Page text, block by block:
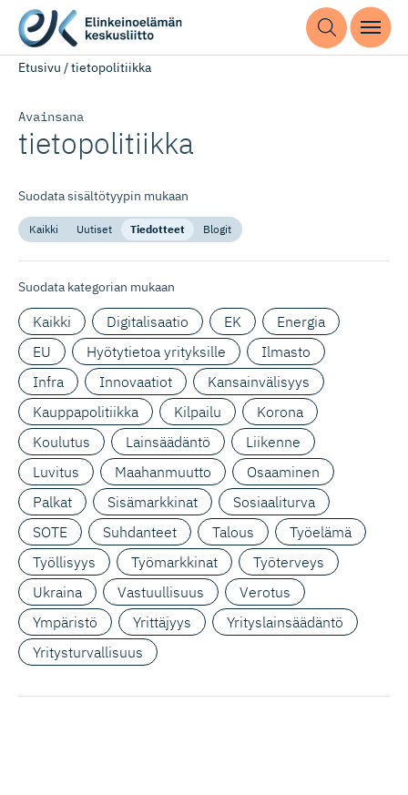
Etusivu /tietopolitiikka
Avainsana
tietopolitiikka
Suodata sisältötyypin mukaan
Kaikki Uutiset Tiedotteet Blogit
Suodata kategorian mukaan
Kaikki Digitalisaatio EK
Energia
EU
Hyötytietoa yrityksille
Ilmasto
Infra
Innovaatiot
Kansainvälisyys
Kauppapolitiikka
Kilpailu
Korona
Koulutus
Lainsäädäntö
Liikenne
Luvitus
Maahanmuutto
Osaaminen
Palkat
Sisämarkkinat
Sosiaaliturva
SOTE
Suhdanteet Talous
Työelämä
Työllisyys
Työmarkkinat
Työterveys
Ukraina
Vastuullisuus
Verotus
Ympäristö
Yrittäjyys
Yrityslainsäädäntö
Yritysturvallisuus